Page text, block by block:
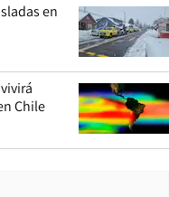
en
Chile